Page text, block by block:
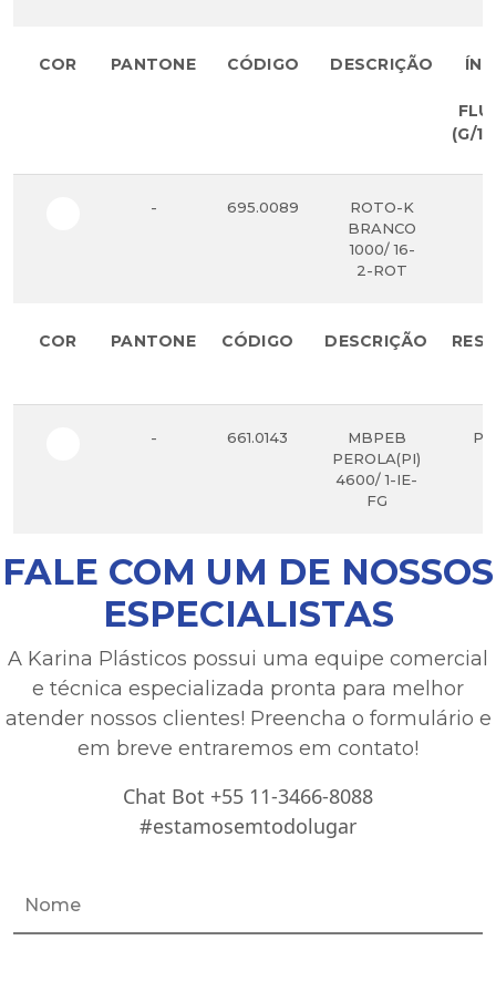
COR PANTONE CÓDIGO DESCRIÇÃO
(G/
- 695.0089
ROTO-K
BRANCO
1000/ 16-
2-ROT
COR PANTONE CÓDIGO DESCRIÇÃO
- 661.0143
MBPEB
PEROLA(PI)
4600/ 1-IE-
FG
PE
FALE COM UM DE NOSSOS
ESPECIALISTAS
A Karina Plásticos possui uma equipe comercial
e técnica especializada pronta para melhor
atender nossos clientes! Preencha o formulário e
em breve entraremos em contato!
Chat Bot +55 11-3466-8088
#estamosemtodolugar